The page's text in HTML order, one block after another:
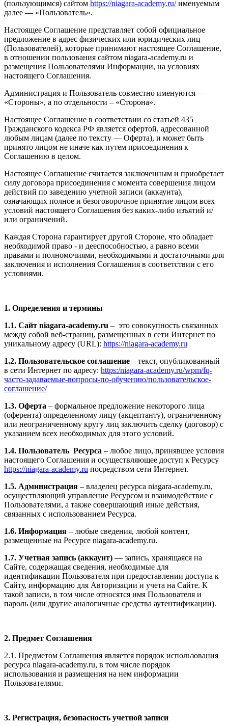
(пользующимся) сайтом https://niagara-academy.ru/именуемым
далее — «Пользователь».
Настоящее Соглашение представляет собой официальное
предложение в адрес физических или юридических лиц
(Пользователей), которые принимают настоящее Соглашение,
в отношении пользования сайтом niagara-academy.ru и
размещения Пользователями Информации, на условиях
настоящего Соглашения.
Администрация и Пользователь совместно именуются —
«Стороны», а по отдельности – «Сторона».
Настоящее Соглашение в соответствии со статьей 435
Гражданского кодекса РФ является офертой, адресованной
любым лицам (далее по тексту — Оферта), и может быть
принято лицом не иначе как путем присоединения к
Соглашению в целом.
Настоящее Соглашение считается заключенным и приобретает
силу договора присоединения с момента совершения лицом
действий по заведению учетной записи (аккаунта),
означающих полное и безоговорочное принятие лицом всех
условий настоящего Соглашения без каких-либо изъятий и/
или ограничений.
Каждая Сторона гарантирует другой Стороне, что обладает
необходимой право - и дееспособностью, а равно всеми
правами и полномочиями, необходимыми и достаточными для
заключения и исполнения Соглашения в соответствии с его
условиями.
1. Определения и термины
1.1. Сайт niagara-academy.ru – это совокупность связанных
между собой веб-страниц, размещенных в сети Интернет по
уникальному адресу (URL): https://niagara-academy.ru
1.2. Пользовательское соглашение – текст, опубликованный
в сети Интернет по адресу: https:/niagara-academy.ru/wpm/fq-
часто-задаваемые-вопросы-по-обучению/пользовательское-
соглашение/
1.3. Оферта – формальное предложение некоторого лица
(оферента) определенному лицу (акцептанту), ограниченному
или неограниченному кругу лиц заключить сделку (договор) с
указанием всех необходимых для этого условий.
1.4. Пользователь Ресурса – любое лицо, принявшее условия
настоящего Соглашения и осуществляющее доступ к Ресурсу
https://niagara-academy.ru посредством сети Интернет.
1.5. Администрация – владелец ресурса niagara-academy.ru,
осуществляющий управление Ресурсом и взаимодействие с
Пользователями, а также совершающий иные действия,
связанных с использованием Ресурса.
1.6. Информация – любые сведения, любой контент,
размещенные на Ресурсе niagara-academy.ru.
1.7. Учетная запись (аккаунт) — запись, хранящаяся на
Сайте, содержащая сведения, необходимые для
идентификации Пользователя при предоставлении доступа к
Сайту, информацию для Авторизации и учета на Сайте. К
такой записи, в том числе относятся имя Пользователя и
пароль (или другие аналогичные средства аутентификации).
2. Предмет Соглашения
2.1. Предметом Соглашения является порядок использования
ресурса niagara-academy.ru, в том числе порядок
использования и размещения на нем информации
Пользователями.
3. Регистрация, безопасность учетной записи